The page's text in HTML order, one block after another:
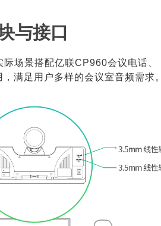
与接口
场景搭配亿联CP960会议电话、
满足用户多样的会议室音频需求。